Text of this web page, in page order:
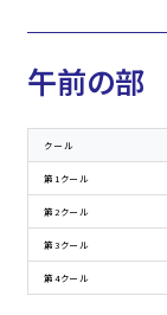
午前の部
クール
第1クール
第2クール
第3クール
第4クール